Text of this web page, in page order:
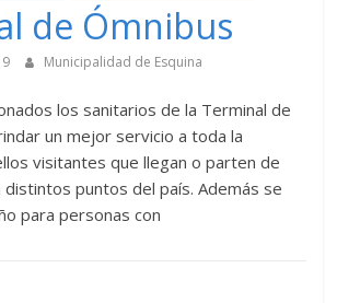
de Ómnibus
Municipalidad de Esquina
los sanitarios de la Terminal de
un mejor servicio a toda la
visitantes que llegan o parten de
distintos puntos del país. Además se
para personas con